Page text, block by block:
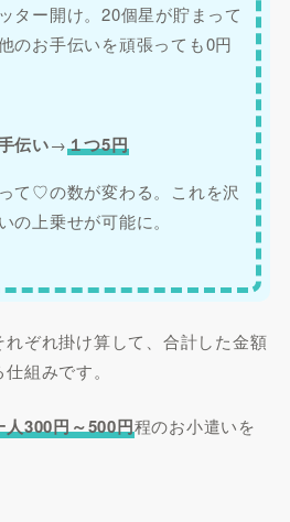
ター開け。20個星が貯まって
のお手伝いを頑張っても0円
伝い→１つ5円
て♡の数が変わる。これを沢
の上乗せが可能に。
ぞれ掛け算して、合計した金額
組みです。
人300円～500円程のお小遣いを